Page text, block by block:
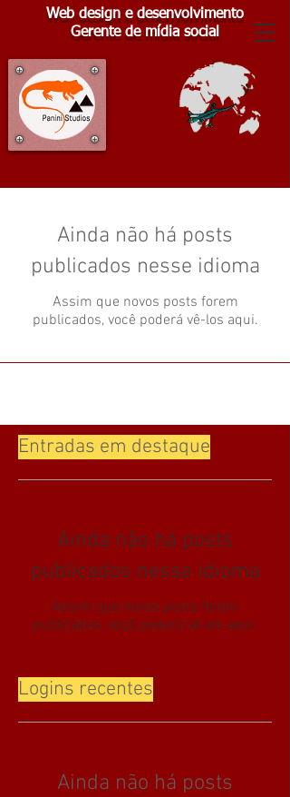
Web design e desenvolvimento
Gerente de mídia social
Ainda não há posts
publicados nesse idioma
Assim que novos posts forem
publicados, você poderá vê-los aqui.
Entradas em destaque
Ainda não há posts
publicados nesse idioma
Assim que novos posts forem
publicados, você poderá vê-los aqui.
Logins recentes
Ainda não há posts